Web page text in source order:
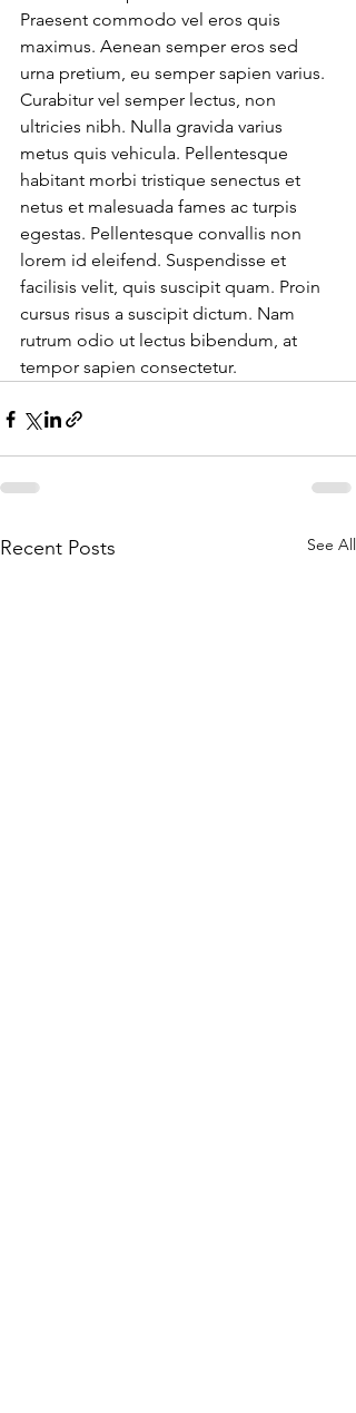
Praesent commodo vel eros quis
maximus. Aenean semper eros sed
urna pretium, eu semper sapien varius.
Curabitur vel semper lectus, non
ultricies nibh. Nulla gravida varius
metus quis vehicula. Pellentesque
habitant morbi tristique senectus et
netus et malesuada fames ac turpis
egestas. Pellentesque convallis non
lorem id eleifend. Suspendisse et
facilisis velit, quis suscipit quam. Proin
cursus risus a suscipit dictum. Nam
rutrum odio ut lectus bibendum, at
tempor sapien consectetur.
Recent Posts See All